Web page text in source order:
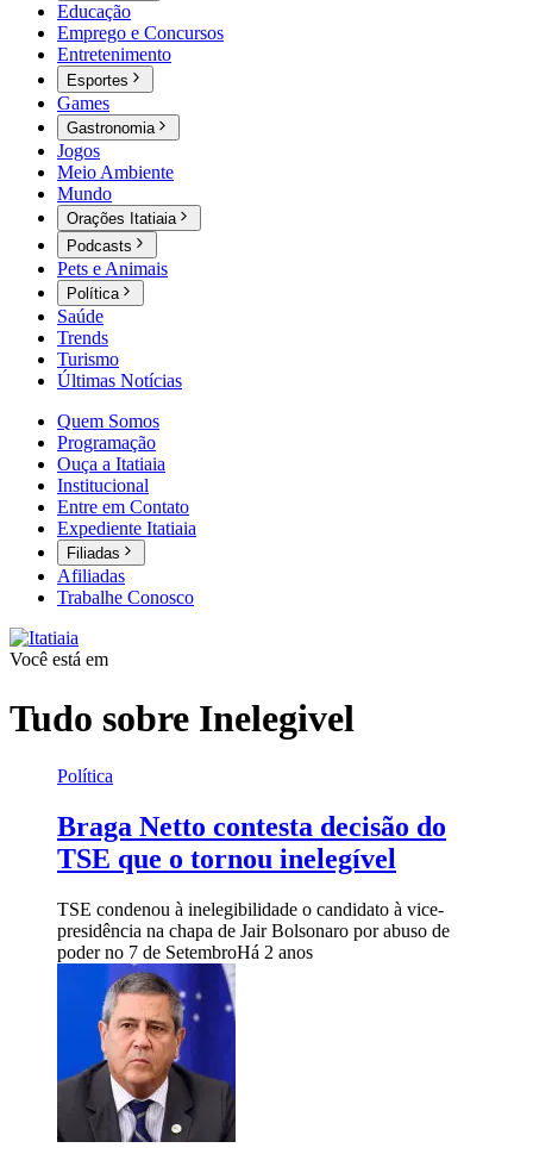
Educação
Emprego e Concursos
Entretenimento
Esportes
Games
Gastronomia
Jogos
Meio Ambiente
Mundo
Orações Itatiaia
Podcasts
Pets e Animais
Política
Saúde
Trends
Turismo
Últimas Notícias
Quem Somos
Programação
Ouça a Itatiaia
Institucional
Entre em Contato
Expediente Itatiaia
Filiadas
Afiliadas
Trabalhe Conosco
Você está em
Tudo sobre Inelegivel
Política
Braga Netto contesta decisão do
TSE que o tornou inelegível
TSE condenou à inelegibilidade o candidato à vice-
presidência na chapa de Jair Bolsonaro por abuso de
poder no 7 de SetembroHá 2 anos